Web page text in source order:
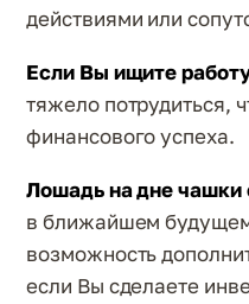
действиями или
Если Вы ищите
тяжело потрудиться,
финансового успеха.
Лошадь на дне чашки
в ближайшем
возможность
если Вы сделаете